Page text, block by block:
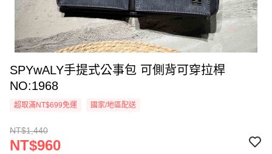
SPYwALY手提式公事包 可側背可穿拉桿
NO:1968
超取滿NT$699免運 國家/地區配送
NT$1,440
NT$960